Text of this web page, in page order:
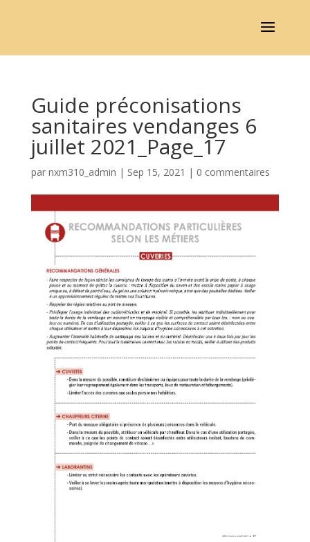
Guide préconisations
sanitaires vendanges 6
juillet 2021_Page_17
par nxm310_admin | Sep 15, 2021 | 0 commentaires